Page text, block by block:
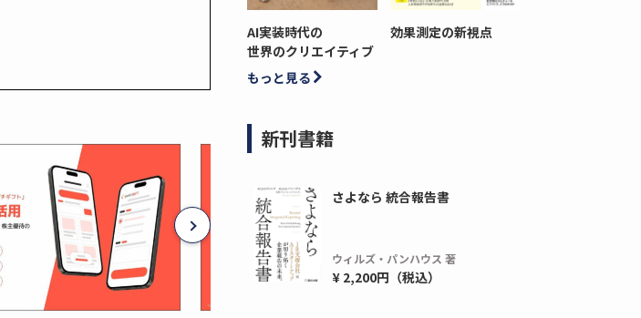
AI実装時代の
世界のクリエイティブ
効果測定の新視点
もっと見る
新刊書籍
さよなら 統合報告書
ウィルズ・パンハウス 著
¥ 2,200円（税込）